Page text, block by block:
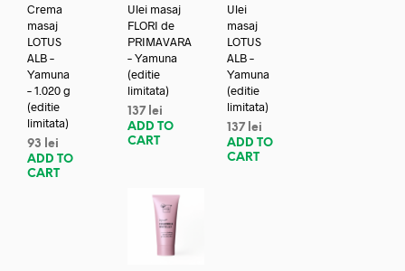
Crema
masaj
LOTUS
ALB –
Yamuna
– 1.020 g
(editie
limitata)
93
lei
ADD TO
CART
Ulei masaj
FLORI de
PRIMAVARA
– Yamuna
(editie
limitata)
137 lei
ADD TO
CART
Ulei
masaj
LOTUS
ALB –
Yamuna
(editie
limitata)
137 lei
ADD TO
CART